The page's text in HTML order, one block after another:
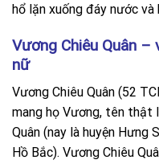
hổ lặn xuống đáy nước và
Vương Chiêu Quân
nữ
Vương Chiêu Quân (52
mang họ Vương, tên thật
Quân (nay là huyện Hưng
Hồ Bắc). Vương Chiêu